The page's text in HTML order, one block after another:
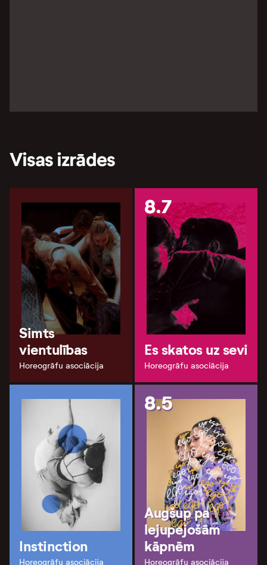
Visas izrādes
Simts
vientulības
Horeogrāfu asociācija
8.7
Es skatos uz sevi
Horeogrāfu asociācija
Instinction
Horeogrāfu asociācija
8.5
Augšup pa
lejupejošām
kāpnēm
Horeogrāfu asociācija